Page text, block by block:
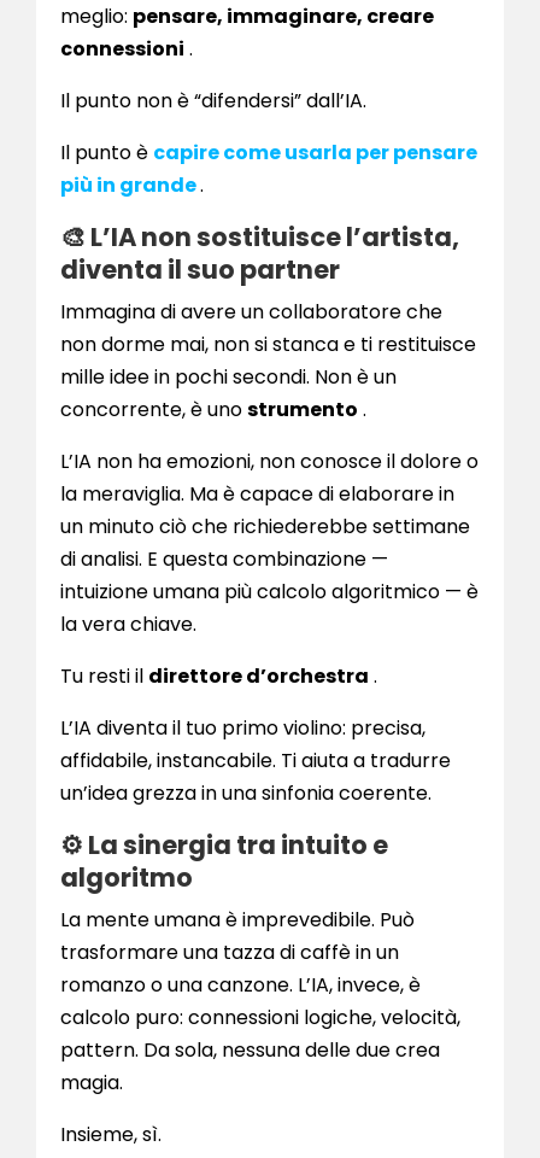
meglio: pensare, immaginare, creare
connessioni .
Il punto non è “difendersi” dall’IA.
Il punto è capire come usarla per pensare
più in grande.
🎨 L’IA non sostituisce l’artista,
diventa il suo partner
Immagina di avere un collaboratore che
non dorme mai, non si stanca e ti restituisce
mille idee in pochi secondi. Non è un
concorrente, è unostrumento .
L’IA non ha emozioni, non conosce il dolore o
la meraviglia. Ma è capace di elaborare in
un minuto ciò che richiederebbe settimane
di analisi. E questa combinazione —
intuizione umana più calcolo algoritmico — è
la vera chiave.
Tu resti il direttore d’orchestra .
L’IA diventa il tuo primo violino: precisa,
affidabile, instancabile. Ti aiuta a tradurre
un’idea grezza in una sinfonia coerente.
⚙️ La sinergia tra intuito e
algoritmo
La mente umana è imprevedibile. Può
trasformare una tazza di caffè in un
romanzo o una canzone. L’IA, invece, è
calcolo puro: connessioni logiche, velocità,
pattern. Da sola, nessuna delle due crea
magia.
Insieme, sì.